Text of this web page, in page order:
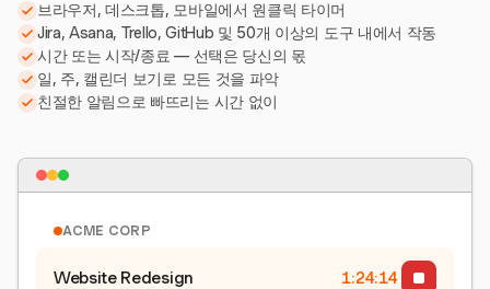
브라우저, 데스크톱, 모바일에서 원클릭 타이머
Jira, Asana, Trello, GitHub 및 50개 이상의 도구 내에서 작동
시간 또는 시작/종료 — 선택은 당신의 몫
일, 주, 캘린더 보기로 모든 것을 파악
친절한 알림으로 빠뜨리는 시간 없이
ACME CORP
Website Redesign 1:24:15